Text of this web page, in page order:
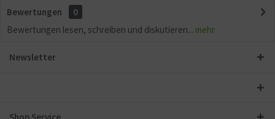
Bewertungen
0
Bewertungen lesen, schreiben und diskutieren... mehr
Newsletter